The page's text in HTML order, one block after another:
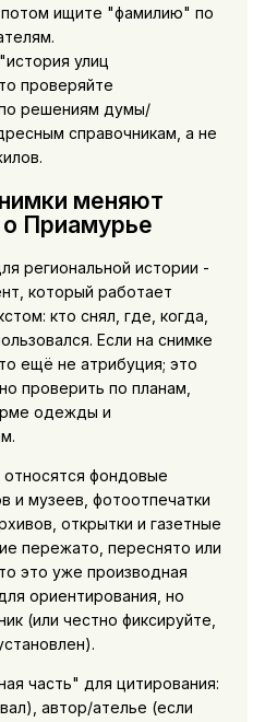
ищите "фамилию" по
улиц
проверяйте
решениям думы/
справочникам, а не
меняют
Приамурье
региональной истории -
который работает
кто снял, где, когда,
Если на снимке
ещё не атрибуция; это
проверить по планам,
одежды и
фондовые
и музеев, фотоотпечатки
открытки и газетные
пережато, переснято или
это уже производная
ориентирования, но
(или честно фиксируйте,
часть" для цитирования:
автор/ателье (если